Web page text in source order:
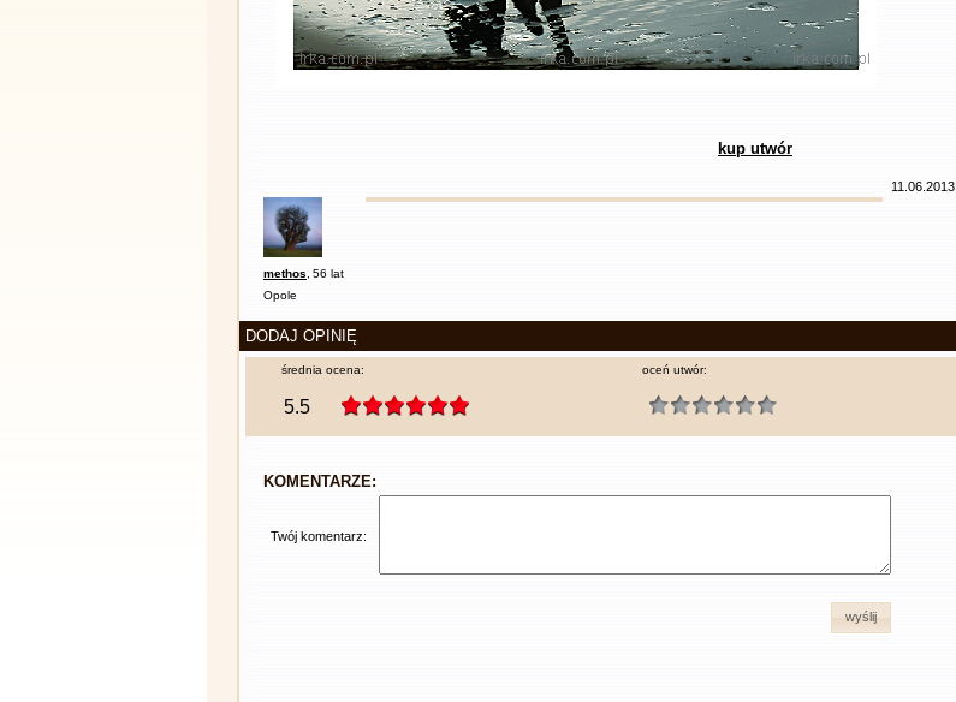
kup utwór
11.06.2013
methos 56 lat
Opole
DODAJ OPINIĘ
średnia ocena:
5.5
oceń utwór:
KOMENTARZE:
Twój komentarz:
wyślij